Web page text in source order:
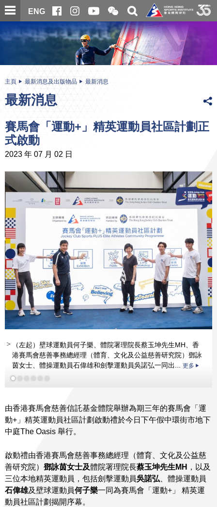
跳
至
內
ENG
開
合
微
信
二
維
碼
關
搜
尋
内
主頁 最新消息及出版物品 最新消息
最新消息
賽馬會「運動+」精英運動員社區計劃正
式啟動
2023 年 07 月 02 日
（左起）壁球運動員何子樂、體院署理院長蔡玉坤先生MH、香
港賽馬會慈善事務總經理（體育、文化及公益慈善研究院）鄧詠
茵女士、體操運動員石偉雄和劍擊運動員吳諾弘一同出... 更多
更多
更多
由香港賽馬會慈善信託基金體院舉辦為期三年的賽馬會「運
動+」精英運動員社區計劃啟動禮於今日下午假中環街市地下
中庭The Oasis 舉行。
啟動禮由香港賽馬會慈善事務總經理（體育、文化及公益慈
善研究院） 鄧詠茵女士及體院署理院長蔡玉坤先生MH ，以及
三位本地精英運動員，包括劍擊運動員吳諾弘 、體操運動員
石偉雄及壁球運動員何子樂一同為賽馬會「運動+」 精英運
動員社區計劃揭開序幕。